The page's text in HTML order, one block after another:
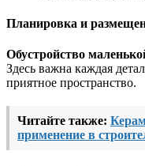
Планировка и
Обустройство
Здесь важна каждая
приятное пространство.
Читайте также:
применение в